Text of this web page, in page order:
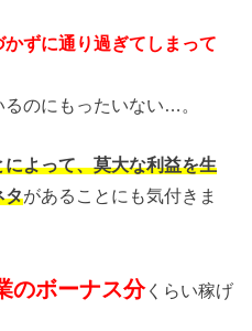
ずに通り過ぎてしまって
のにもったいない…。
よって、莫大な利益を生
タがあることにも気付きま
のボーナス分くらい稼げ